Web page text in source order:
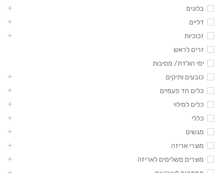
בלונים
דליים
זכוכיות
זרים לראש
ימי הולדת/ מסיבות
כובעים ותיקים
כלים חד פעמיים
כלים למילוי
כללי
מגשים
מוצרי אריזה
מוצרים משלימים לאריזה